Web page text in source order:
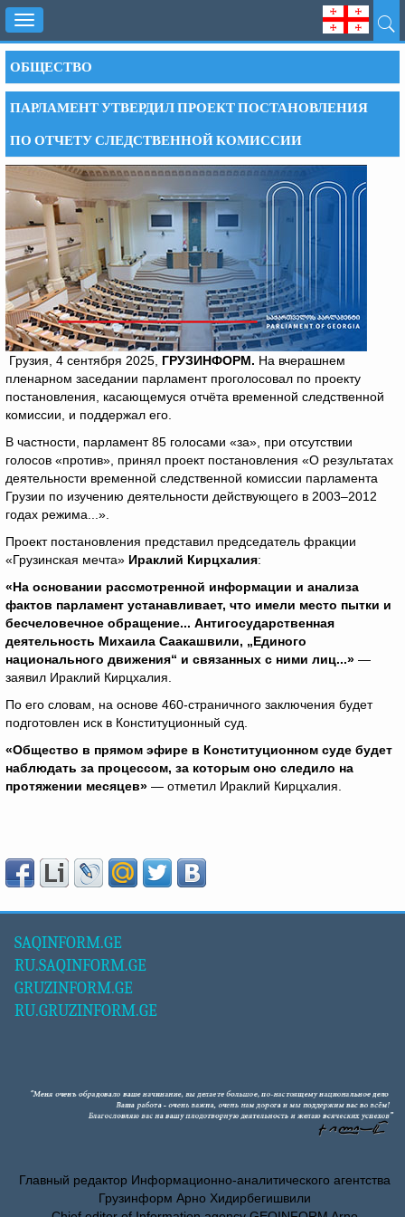
Toggle
navigation
ОБЩЕСТВО
ПАРЛАМЕНТ УТВЕРДИЛ ПРОЕКТ ПОСТАНОВЛЕНИЯ
ПО ОТЧЕТУ СЛЕДСТВЕННОЙ КОМИССИИ
Грузия, 4 сентября 2025, ГРУЗИНФОРМ. На вчерашнем
пленарном заседании парламент проголосовал по проекту
постановления, касающемуся отчёта временной следственной
комиссии, и поддержал его.
В частности, парламент 85 голосами «за», при отсутствии
голосов «против», принял проект постановления «О результатах
деятельности временной следственной комиссии парламента
Грузии по изучению деятельности действующего в 2003–2012
годах режима...».
Проект постановления представил председатель фракции
«Грузинская мечта» Ираклий Кирцхалия:
«На основании рассмотренной информации и анализа
фактов парламент устанавливает, что имели место пытки и
бесчеловечное обращение... Антигосударственная
деятельность Михаила Саакашвили, „Единого
национального движения“ и связанных с ними лиц...» —
заявил Ираклий Кирцхалия.
По его словам, на основе 460-страничного заключения будет
подготовлен иск в Конституционный суд.
«Общество в прямом эфире в Конституционном суде будет
наблюдать за процессом, за которым оно следило на
протяжении месяцев» — отметил Ираклий Кирцхалия.
SAQINFORM.GE
RU.SAQINFORM.GE
GRUZINFORM.GE
RU.GRUZINFORM.GE
Главный редактор Информационно-аналитического агентства
Грузинформ Арно Хидирбегишвили